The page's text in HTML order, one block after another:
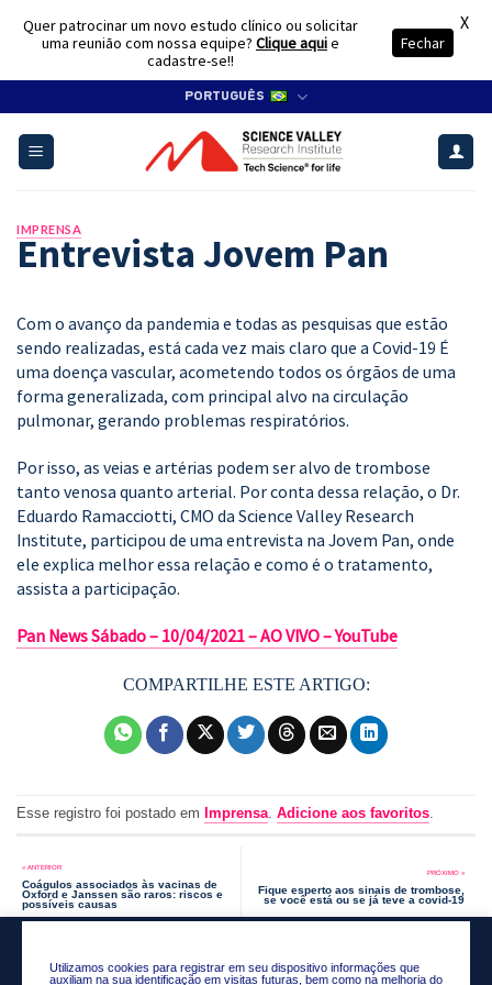
content
PORTUGUÊS
IMPRENSA
Entrevista Jovem Pan
Com o avanço da pandemia e todas as pesquisas que estão
sendo realizadas, está cada vez mais claro que a Covid-19 É
uma doença vascular, acometendo todos os órgãos de uma
forma generalizada, com principal alvo na circulação
pulmonar, gerando problemas respiratórios.
Por isso, as veias e artérias podem ser alvo de trombose
tanto venosa quanto arterial. Por conta dessa relação, o Dr.
Eduardo Ramacciotti, CMO da Science Valley Research
Institute, participou de uma entrevista na Jovem Pan, onde
ele explica melhor essa relação e como é o tratamento,
assista a participação.
Pan News Sábado – 10/04/2021 – AO VIVO – YouTube
Esse registro foi postado em Imprensa. Adicione aos favoritos.
Coágulos associados às vacinas de
Oxford e Janssen são raros: riscos e
possíveis causas
Fique esperto aos sinais de trombose,
se você está ou se já teve a covid-19
Utilizamos cookies para registrar em seu dispositivo informações que
auxiliam na sua identificação em visitas futuras, bem como na melhoria do
Quer patrocinar um novo estudo clínico ou solicitar
uma reunião com nossa equipe? Clique aquie
cadastre-se!!
Fechar
X